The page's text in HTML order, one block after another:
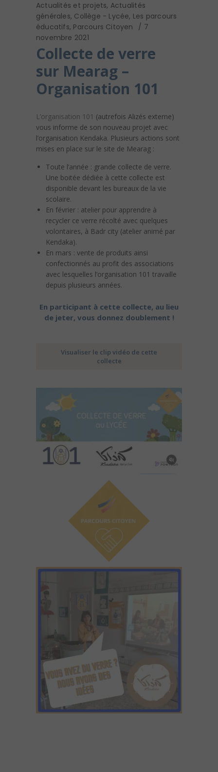
Actualités et projets, Actualités
générales, Collège - Lycée, Les parcours
éducatifs, Parcours Citoyen
7
novembre 2021
Collecte de verre
sur Mearag –
Organisation 101
L’organisation 101 (autrefois Alizés externe)
vous informe de son nouveau projet avec
l’organisation Kendaka. Plusieurs actions sont
mises en place sur le site de Mearag :
Toute l’année : grande collecte de verre.
Une boitée dédiée à cette collecte est
disponible devant les bureaux de la vie
scolaire.
En février : atelier pour apprendre à
recycler ce verre récolté avec quelques
volontaires, à Badr city (atelier animé par
Kendaka).
En mars : vente de produits ainsi
confectionnés au profit des associations
avec lesquelles l’organisation 101 travaille
depuis plusieurs années.
En participant à cette collecte, au lieu
de jeter, vous donnez doublement !
Visualiser le clip vidéo de cette
collecte